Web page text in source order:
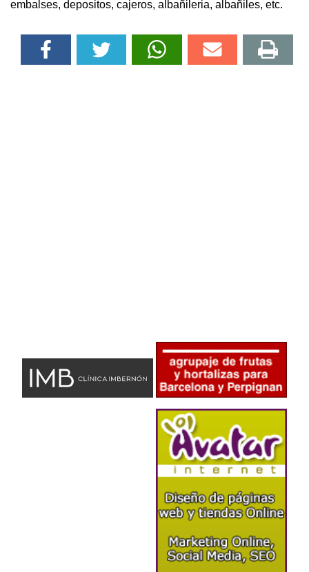
embalses, depositos, cajeros, albañileria, albañiles, etc.